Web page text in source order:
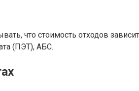
что стоимость отходов
(ПЭТ), АБС.